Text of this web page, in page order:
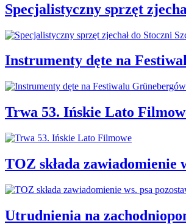
Specjalistyczny sprzęt
Instrumenty dęte na
Trwa 53. Ińskie Lato
TOZ składa zawiadomienie
Utrudnienia na